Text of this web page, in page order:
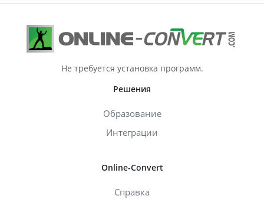
Не требуется установка программ.
Решения
Образование
Интеграции
Online-Convert
Справка